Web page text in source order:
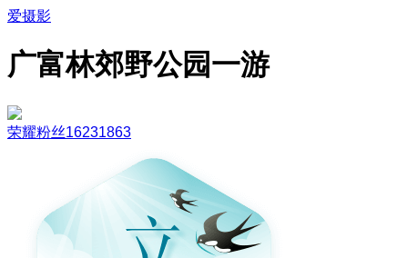
爱摄影
广富林郊野公园一游
荣耀粉丝16231863